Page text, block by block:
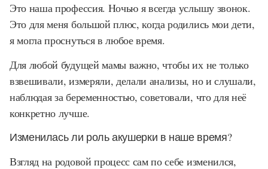
Это наша профессия. Ночью я всегда услышу звонок.
Это для меня большой плюс, когда родились мои дети,
я могла проснуться в любое время.
Для любой будущей мамы важно, чтобы их не только
взвешивали, измеряли, делали анализы, но и слушали,
наблюдая за беременностью, советовали, что для неё
конкретно лучше.
Изменилась ли роль акушерки в наше время?
Взгляд на родовой процесс сам по себе изменился,